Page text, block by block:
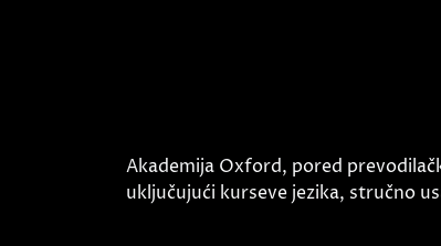
Akademija Oxford, pored
uključujući kurseve jezika, stručno